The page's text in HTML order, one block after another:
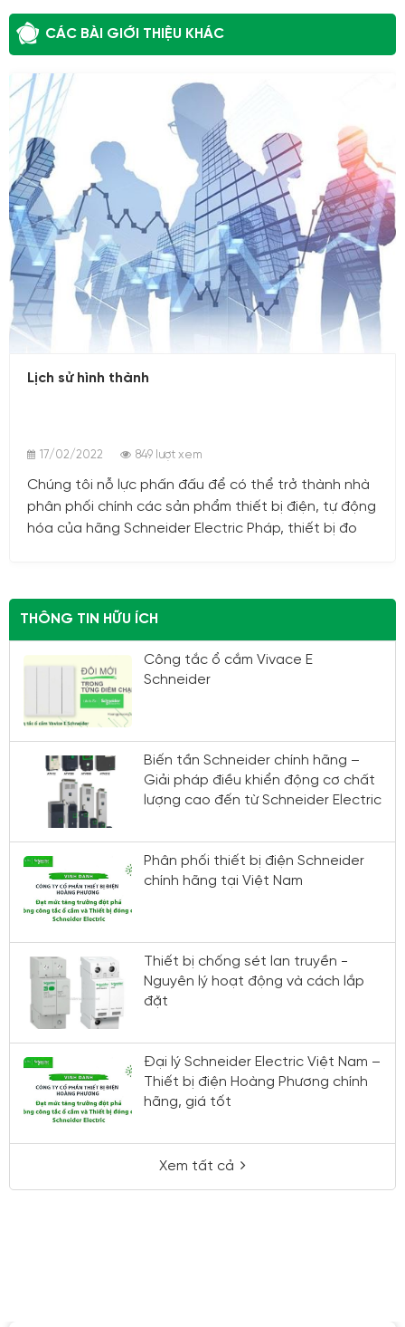
CÁC BÀI GIỚI THIỆU KHÁC
17/02/2022
Lịch sử hình thành
17/02/2022 849 lượt xem
Chúng tôi nỗ lực phấn đấu để có thể trở thành nhà
phân phối chính các sản phẩm thiết bị điện, tự động
hóa của hãng Schneider Electric Pháp, thiết bị đo
THÔNG TIN HỮU ÍCH
Công tắc ổ cắm Vivace E
Schneider
Biến tần Schneider chính hãng –
Giải pháp điều khiển động cơ chất
lượng cao đến từ Schneider Electric
Phân phối thiết bị điện Schneider
chính hãng tại Việt Nam
Thiết bị chống sét lan truyền -
Nguyên lý hoạt động và cách lắp
đặt
Đại lý Schneider Electric Việt Nam –
Thiết bị điện Hoàng Phương chính
hãng, giá tốt
Xem tất cả